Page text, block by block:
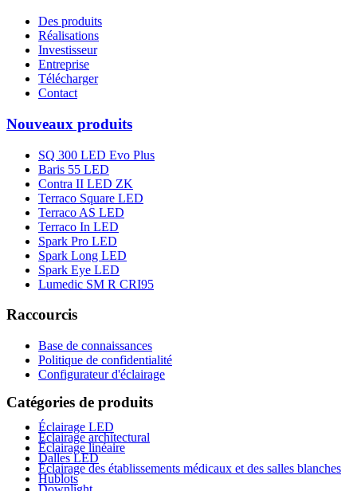
Des produits
Réalisations
Investisseur
Entreprise
Télécharger
Contact
Nouveaux produits
SQ 300 LED Evo Plus
Baris 55 LED
Contra II LED ZK
Terraco Square LED
Terraco AS LED
Terraco In LED
Spark Pro LED
Spark Long LED
Spark Eye LED
Lumedic SM R CRI95
Raccourcis
Base de connaissances
Politique de confidentialité
Configurateur d'éclairage
Catégories de produits
Éclairage LED
Éclairage architectural
Éclairage linéaire
Dalles LED
Éclairage des établissements médicaux et des salles blanches
Hublots